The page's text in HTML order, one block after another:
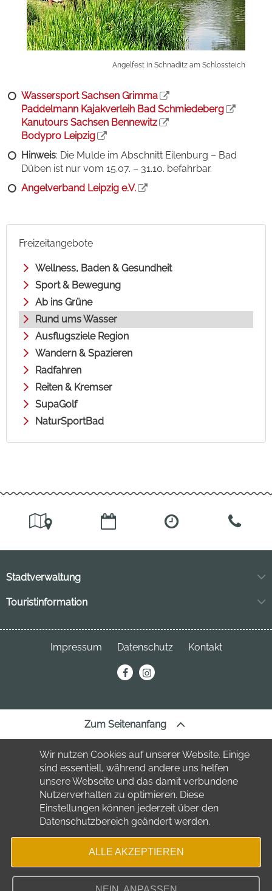
Angelfest in Schnaditz am Schlossteich
Wassersport Sachsen Grimma
Paddelmann Kajakverleih Bad Schmiedeberg
Kanutours Sachsen Bennewitz
Bodypro Leipzig
Hinweis: Die Mulde im Abschnitt Eilenburg – Bad
Düben ist nur vom 15.07. – 31.10. befahrbar.
Angelverband Leipzig e.V.
Freizeitangebote
Wellness, Baden & Gesundheit
Sport & Bewegung
Ab ins Grüne
Rund ums Wasser
Ausflugsziele Region
Wandern & Spazieren
Radfahren
Reiten & Kremser
SupaGolf
NaturSportBad
Stadtverwaltung
Markt 11
034243 7220
Touristinformation
Neuhofstraße 3
04849 Bad Düben
Impressum Datenschutz Kontakt
Zum Seitenanfang
Wir nutzen Cookies auf unserer Website. Einige
sind essentiell, während andere uns helfen
unsere Webseite und das damit verbundene
Nutzerverhalten zu optimieren. Diese
Einstellungen können jederzeit über den
Datenschutzbereich geändert werden.
ALLE AKZEPTIEREN